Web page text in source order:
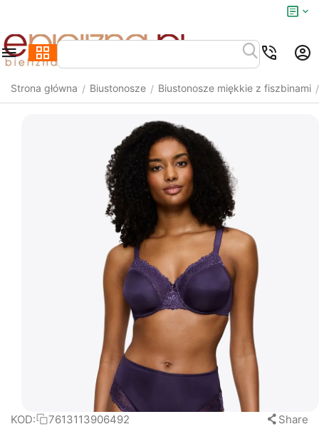
Strona główna / Biustonosze / Biustonosze miękkie z fiszbinami /
KOD: 7613113906492 Share